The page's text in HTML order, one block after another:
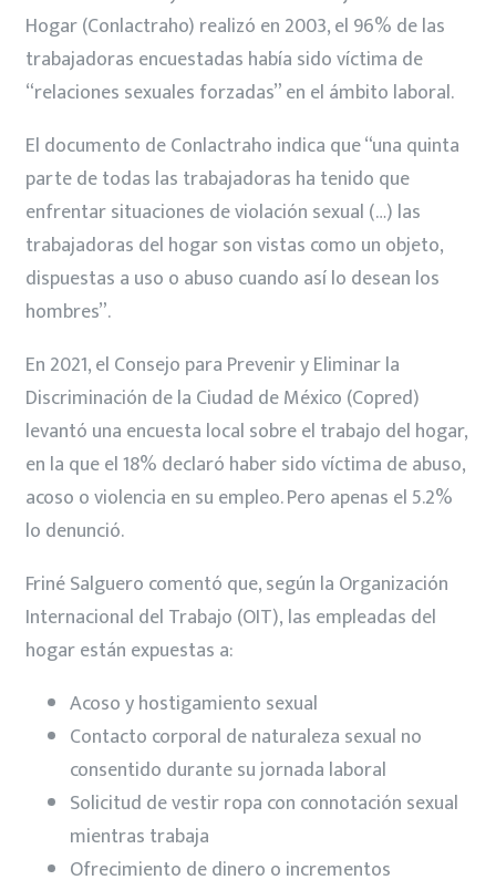
Hogar (Conlactraho) realizó en 2003, el 96% de las
trabajadoras encuestadas había sido víctima de
“relaciones sexuales forzadas” en el ámbito laboral.
El documento de Conlactraho indica que “una quinta
parte de todas las trabajadoras ha tenido que
enfrentar situaciones de violación sexual (…) las
trabajadoras del hogar son vistas como un objeto,
dispuestas a uso o abuso cuando así lo desean los
hombres”.
En 2021, el Consejo para Prevenir y Eliminar la
Discriminación de la Ciudad de México (Copred)
levantó una encuesta local sobre el trabajo del hogar,
en la que el 18% declaró haber sido víctima de abuso,
acoso o violencia en su empleo. Pero apenas el 5.2%
lo denunció.
Friné Salguero comentó que, según la Organización
Internacional del Trabajo (OIT), las empleadas del
hogar están expuestas a:
Acoso y hostigamiento sexual
Contacto corporal de naturaleza sexual no
consentido durante su jornada laboral
Solicitud de vestir ropa con connotación sexual
mientras trabaja
Ofrecimiento de dinero o incrementos